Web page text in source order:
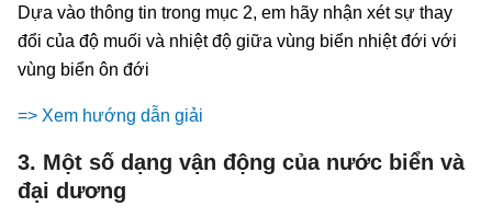
Dựa vào thông tin trong mục 2, em hãy nhận xét sự thay
đổi của độ muối và nhiệt độ giữa vùng biển nhiệt đới với
vùng biển ôn đới
=> Xem hướng dẫn giải
3. Một số dạng vận động của nước biển và
đại dương